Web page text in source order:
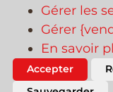
Gérer les
Gérer
En savoir
Accepter